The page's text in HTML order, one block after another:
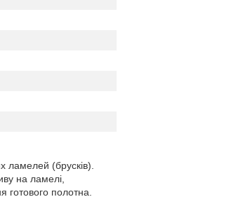
ламелей (брусків).
на ламелі,
готового полотна.